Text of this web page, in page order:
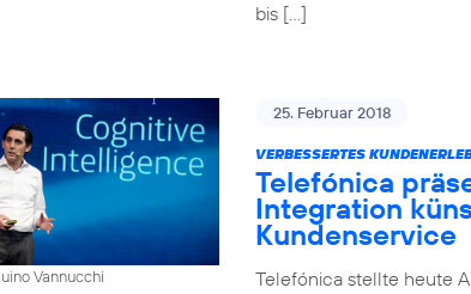
bis […]
Vannucchi
25. Februar 2018
VERBESSERTES
Telefónica
Integration
Kundenservice
Telefónica stellte heute